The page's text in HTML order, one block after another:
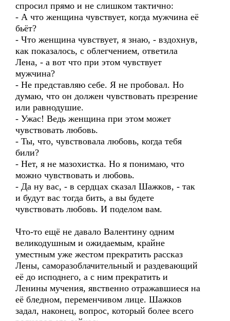
спросил прямо и не слишком тактично:
- А что женщина чувствует, когда мужчина её
бьёт?
- Что женщина чувствует, я знаю, - вздохнув,
как показалось, с облегчением, ответила
Лена, - а вот что при этом чувствует
мужчина?
- Не представляю себе. Я не пробовал. Но
думаю, что он должен чувствовать презрение
или равнодушие.
- Ужас! Ведь женщина при этом может
чувствовать любовь.
- Ты, что, чувствовала любовь, когда тебя
били?
- Нет, я не мазохистка. Но я понимаю, что
можно чувствовать и любовь.
- Да ну вас, - в сердцах сказал Шажков, - так
и будут вас тогда бить, а вы будете
чувствовать любовь. И поделом вам.
Что-то ещё не давало Валентину одним
великодушным и ожидаемым, крайне
уместным уже жестом прекратить рассказ
Лены, саморазоблачительный и раздевающий
её до исподнего, а с ним прекратить и
Ленины мучения, явственно отражавшиеся на
её бледном, переменчивом лице. Шажков
задал, наконец, вопрос, который более всего